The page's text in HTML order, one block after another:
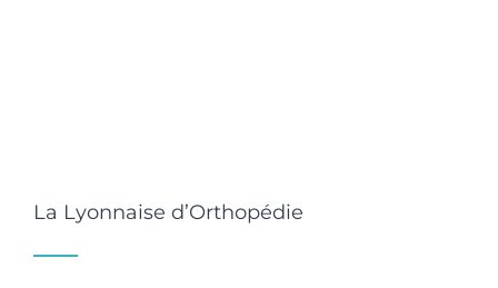
La Lyonnaise d’Orthopédie